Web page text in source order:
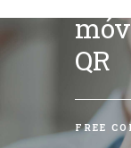
QR
FREE